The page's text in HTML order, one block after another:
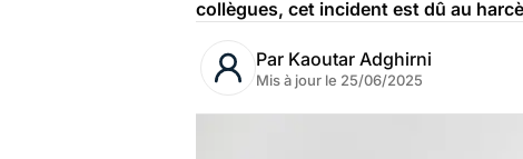
collègues, cet incident est dû au
Par Kaoutar Adghirni
Mis à jour le 25/06/2025